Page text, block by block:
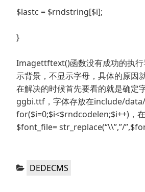
$lastc = $rndstring[$i];
}
Imagettftext()函数没有成功的执行
示背景，不显示字母，具体的原因
在解决的时候首先要看的就是确定
ggbi.ttf，字体存放在include/
for($i=0;$i<$rndcodelen;$i++)，
$font_file= str_replace(“\\”,”/
分
DEDECMS